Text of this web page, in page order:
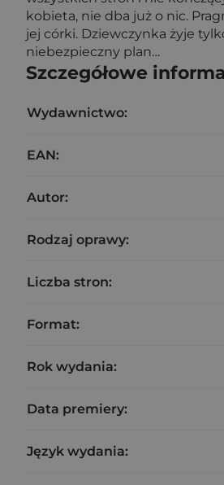
kobieta, nie dba już o nic.
jej córki. Dziewczynka żyje
niebezpieczny plan…
Szczegółowe
Wydawnictwo:
EAN:
Autor:
Rodzaj oprawy:
Liczba stron:
Format:
Rok wydania:
Data premiery:
Język wydania: